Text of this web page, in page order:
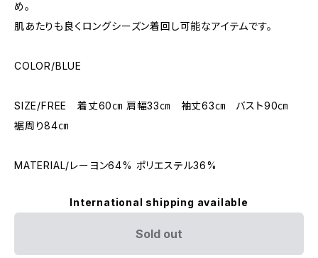
め。
肌あたりも良くロングシーズン着回し可能なアイテムです。
COLOR/BLUE
SIZE/FREE 着丈60㎝ 肩幅33㎝ 袖丈63㎝ バスト90㎝
裾周り84㎝
MATERIAL/レーヨン64% ポリエステル36%
International shipping available
Sold out